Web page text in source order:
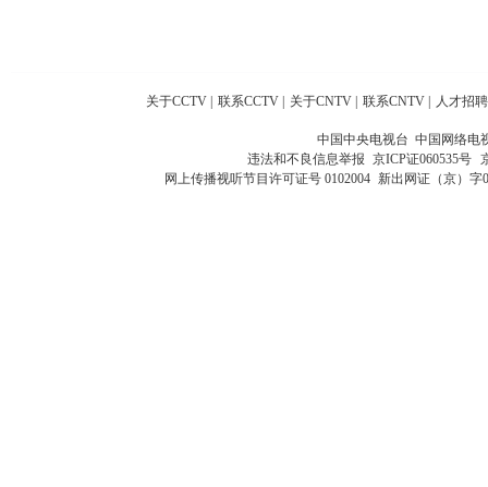
关于CCTV 联系CCTV 关于CNTV 联系CNTV 人才招聘
中国中央电视台 中国网络电
违法和不良信息举报 京ICP证060535号
网上传播视听节目许可证号 0102004 新出网证（京）